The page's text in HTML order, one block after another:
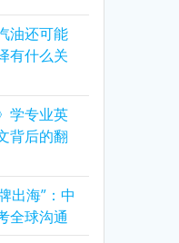
油还可能
有什么关
学专业英
背后的翻
出海”：中
全球沟通